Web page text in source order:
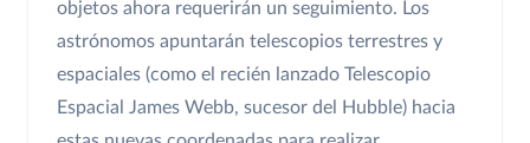
objetos ahora requerirán un seguimiento. Los
astrónomos apuntarán telescopios terrestres y
espaciales (como el recién lanzado Telescopio
Espacial James Webb, sucesor del Hubble) hacia